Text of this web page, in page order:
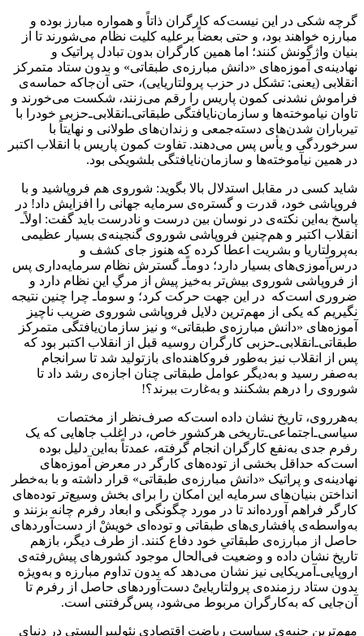
گرچه شکی در این نیست‌که کارگران ذاتاً و همواره مبارز بوده‌ و
مبارزه خواهند بود، و حتی بعضاً برعلیه کلیت نظام می‌شورند تا از
بنیان واژگونش کنند؛ اما همین کارگران بدون تبادل پراتیک و
نهادینه‌ی آموزه‌های «دانش مبارزه‌ی طبقاتی» و بدون ستاد متمرکز
انقلابی (یعنی: تشکل در حزب پرولتاریایی)، حتی آن‌جاکه حماسه‌ی
فراموش نشدنی کمون پاریس را رقم می‌زنند، شکست می‌خورند و
تاوان نیاموخته‌ها و سازمان‌نایافتگی طبقاتی‌ـ‌انقلابی‌ـ‌حزبی خودرا با
تیرباران شدن‌های دسته‌جمعی و زندان‌های طولانی و نهایتاً با
سرخوردگی و یأس پس می‌دهند. تفاوت کمون پاریس با انقلاب اکتبر
در همین نیآموخته‌ها و سازمان‌نایافتگی بلشویکی بود.
شاید کسی در مقابل استدلال بالا بگوید: شوروی هم فروپاشید و با
فروپاشی خود، قدرت و گستره‌ی سرمایه جهانی را افزایش داد! در
پاسخ به‌این نکته‌ی در نوسان بین درست و نادرست باید گفت: اولاً‌ـ
انقلاب اکتبر و هم‌چنین فروپاشی شوروی گنجینه‌ی بسیار عظیمی
به‌پرولتاریا و بشریت اعطا کرده که هنوز جای کشف و
درس‌آموزی‌های بسیار دارد؛ دوماً‌ـ گسترش نظام سرمایه‌داری پس
از فروپاشی شوروی بیش‌تر به‌خیز پیش از مرگِ این نظام دارد و
ضروری است‌که در این‌ جهت حرکت کرد؛ و سوماًـ چرا چنین نتیجه
نگیریم که یکی از مهم‌ترین دلایل فروپاشی شوروی ضریب ناچیز
آموزه‌های «دانش مبارزه‌ی طبقاتی» و نیز سازمان‌یافتگی متمرکز
طبقاتی‌ـ‌انقلابی‌ـ‌حزبی کارگران روسیه قبل از انقلاب اکتبر بود که
پس از انقلاب نیز به‌طور فروکاهنده‌ای بازتولید شد تا سرانجام
به‌صفر رسید و به‌دیگر عوامل طبقاتی چنان اجازه‌ی رشد داد تا
شوروی را درهم بشکنند و به‌غارت ببرند؟!
به‌هرروی، تاریخ نشان داده است‌که صرف‌نظر از مختصات
سیاسی‌ـ‌اجتماعی‌ـ‌تاریخی هرکشور خاص، در اغلب جاهایی که یک
رفرم جدی به‌نفع کارگران انجام گرفته، عمدتاً به‌این دلیل بوده
است‌که حداقل بخشی از توده‌های کارگر در معرض آموزه‌های
نهادینه‌ی و پراتیک «دانش مبارزه‌ی طبقاتی» قرار داشته و با به‌خطر
انداختن بنیان‌های سرمایه این امکان را برای بخش وسیع‌تر توده‌های
کارگر فراهم آورده‌اند تا در مورد چگونگی و ابعاد رفرم چانه بزنند و
به‌واسطه‌ی پافشاری‌های طبقاتی و توده‌ای خویشْ از دست‌آوردهای‌
حاصل از مبارزه‌ی طبقاتیِ خود دفاع کنند. از طرف دیگر، بازهم
تاریخ نشان داده و وضعیت فی‌الحال موجود کشورهای پیش‌رفته‌ی
اروپایی‌ـ‌آمریکایی نیز نشان می‌دهد که بدون تداوم مبارزه و به‌ویژه
بدون ستاد رزمنده‌ی پرولتاریاییْ دست‌آوردهای حاصل از رفرم تا
آن‌جایی که به‌کارگران مربوط می‌شود، پس‌گرفتنی است.
مهم‌ترین جنبه‌ی سیاست ریاضت اقتصادیِ نئولیبرالیستی در دنیای